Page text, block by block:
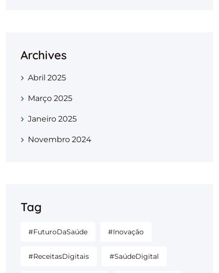
Archives
Abril 2025
Março 2025
Janeiro 2025
Novembro 2024
Tag
#FuturoDaSaúde #Inovação
#ReceitasDigitais #SaúdeDigital